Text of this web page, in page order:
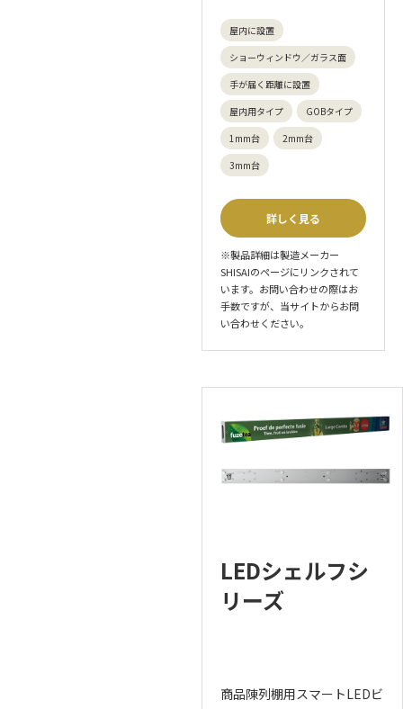
屋内に設置
ショーウィンドウ／ガラス面
手が届く距離に設置
屋内用タイプ
GOBタイプ
1mm台
2mm台
3mm台
詳しく見る
※製品詳細は製造メーカー
SHISAIのページにリンクされて
います。お問い合わせの際はお
手数ですが、当サイトからお問
い合わせください。
LEDシェルフシ
リーズ
商品陳列棚用スマートLEDビ